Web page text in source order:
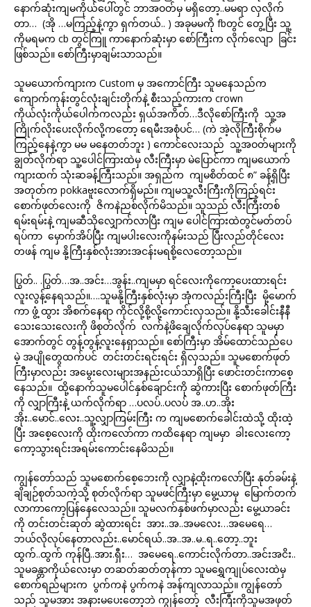
နောက်ဆုံးကျမကိုယ်ပေါ်တွင် ဘာအဝတ်မှ မရှိတော့..မမရာ လှလိုက်
တာ… (အို …မကြည့်နဲ့ကွာ ရှက်တယ်.. ) အခုမမကို fbတွင် တွေ့ပြီး သူ့
ကိုမရမက cb တွင်ကြူ ကာနောက်ဆုံးမှာ စော်ကြီးက လိုက်လျော ခြင်း
ဖြစ်သည်။ စော်ကြီးမှာချမ်းသာသည်။
သူမယောက်ကျားက Custom မှ အကောင်ကြီး သူမနေသည်က
ကျောက်ကုန်းတွင်လုံးချင်းတိုက်နဲ့ စီးသည့်ကားက crown
ကိုယ်လုံးကိုယ်ပေါက်ကလည်း ရှယ်အကိတ်…ဒီလိုစော်ကြီးကို သူ့အ
ကြိုက်လိုးပေးလိုက်လို့ကတော့ ရေမီးအစုံပင်… (ကဲ အဲ့လိုကြီးစိုက်မ
ကြည့်နေနဲ့ကွာ မမ မနေတတ်ဘူး ) ကောင်လေးသည် သူ့အဝတ်များကို
ချွတ်လိုက်ရာ သူ့ပေါင်ကြားထဲမှ လီးကြီးမှာ မဲပြောင်ကာ ကျမယောက်
ကျားထက် သုံးဆခန့်ကြီးသည်။ အရှည်က ကျမစိတ်ထင် ၈” ခန့်ရှိပြီး
အတုတ်က pokkaဗူးလောက်ရှိမည်။ ကျမသူ့လီးကြီးကိုကြည့်ရင်း
စောက်ဖုတ်လေးကို ဇိကနဲညစ်လိုက်မိသည်။ သူသည် လီးကြီးတစ်
ရမ်းရမ်းနဲ့ ကျမဆီသိုလျှောက်လာပြီး ကျမ ပေါင်ကြားထဲတွင်မတ်တပ်
ရပ်ကာ မှောက်အိပ်ပြီး ကျမပါးလေးကိုနမ်းသည် ပြီးလည်တိုင်လေး
တဖန် ကျမ နို့ကြီးနှစ်လုံးအားအငန်းမရစို့လေတော့သည်။
ပြွတ်.. .ပြွတ်…အ..အင်း…အွန်း..ကျမမှာ ရင်လေးကိုကော့ပေးထားရင်း
လူးလွန့်နေရသည်။….သူမနို့ကြီးနှစ်လုံးမှာ အုံကလည်းကြီးပြီး မို့မောက်
ကာ ဖွံ့ ထွား အိစက်နေရာ ကိုင်လို့စို့လို့ကောင်းလှသည်။ နို့သီးခေါင်းနီနီ
သေးသေးလေးကို ဖိစုတ်လိုက် လက်နဲ့ဖိချေလိုက်လုပ်နေရာ သူမမှာ
အောက်တွင် တွန့်တွန့်လူးနေရှာသည်။ စော်ကြီးမှာ အိမ်ထောင်သည်ပေ
မဲ့ အပျိုတွေထက်ပင် တင်းတင်းရင်းရင်း ရှိလှသည်။ သူမစောက်ဖုတ်
ကြီးမှာလည်း အမွေးလေးများအနည်းငယ်သာရှိပြီး ဖောင်းတင်းကာစေ့
နေသည်။ ထို့နောက်သူမပေါင်နှစ်ချောင်းကို ဆွဲကားပြီး စောက်ဖုတ်ကြီး
ကို လျှာကြီးနဲ့ ယက်လိုက်ရာ …ပလပ်..ပလပ် အ..ဟ..အိုး
အိုး..မောင်..လေး..သူ့လျှာကြမ်းကြီး က ကျမစောက်ခေါင်းထဲသို့ ထိုးထဲ့
ပြီး အစေ့လေးကို ထိုးကလော်ကာ ကထိနေရာ ကျမမှာ ခါးလေးကော့
ကော့သွားရင်းအရမ်းကောင်းနေမိသည်။
ကျွန်တော်သည် သူမစောက်စေ့ဘေးကို လျှာနဲ့ထိုးကလော်ပြီး နုတ်ခမ်းနဲ့
ချိချဉ်စုတ်သကဲ့သို့ စုတ်လိုက်ရာ သူမဖင်ကြီးမှာ မွေ့ယာမှ မြောက်တက်
လာကာကော့ပြန်နေလေသည်။ သူမလက်နှစ်ဖက်မှာလည်း မွေ့ယာခင်း
ကို တင်းတင်းဆုတ် ဆွဲထားရင်း အား..အ..အမလေး…အမေရေ…
ဘယ်လိုလုပ်နေတာလည်း..မောင်ရယ်..အ..အ..မ..ရ..တော့..ဘူး
ထွက်..ထွက် ကုန်ပြီ..အား.ရှီး… အမေရေ..ကောင်းလိုက်တာ..အင်းအငိး..
သူမခန္တာကိုယ်လေးမှာ တဆတ်ဆတ်တုန်ကာ သူမရွှေကျုပ်လေးထဲမှ
စောက်ရည်များက ပွက်ကနဲ ပွက်ကနဲ အန်ကျလာသည်။ ကျွန်တော်
သည် သူမအား အနားမပေးတော့ဘဲ ကျွန်တော့် လီးကြီးကိုသူမအဖုတ်